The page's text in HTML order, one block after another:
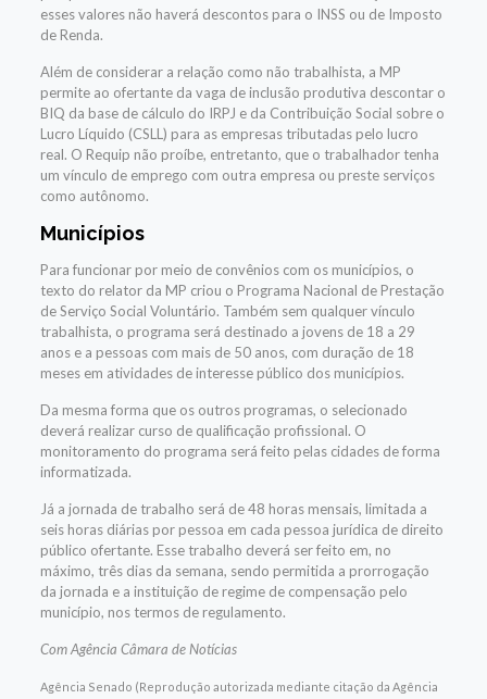
esses valores não haverá descontos para o INSS ou de Imposto
de Renda.
Além de considerar a relação como não trabalhista, a MP
permite ao ofertante da vaga de inclusão produtiva descontar o
BIQ da base de cálculo do IRPJ e da Contribuição Social sobre o
Lucro Líquido (CSLL) para as empresas tributadas pelo lucro
real. O Requip não proíbe, entretanto, que o trabalhador tenha
um vínculo de emprego com outra empresa ou preste serviços
como autônomo.
Municípios
Para funcionar por meio de convênios com os municípios, o
texto do relator da MP criou o Programa Nacional de Prestação
de Serviço Social Voluntário. Também sem qualquer vínculo
trabalhista, o programa será destinado a jovens de 18 a 29
anos e a pessoas com mais de 50 anos, com duração de 18
meses em atividades de interesse público dos municípios.
Da mesma forma que os outros programas, o selecionado
deverá realizar curso de qualificação profissional. O
monitoramento do programa será feito pelas cidades de forma
informatizada.
Já a jornada de trabalho será de 48 horas mensais, limitada a
seis horas diárias por pessoa em cada pessoa jurídica de direito
público ofertante. Esse trabalho deverá ser feito em, no
máximo, três dias da semana, sendo permitida a prorrogação
da jornada e a instituição de regime de compensação pelo
município, nos termos de regulamento.
Com Agência Câmara de Notícias
Agência Senado (Reprodução autorizada mediante citação da Agência